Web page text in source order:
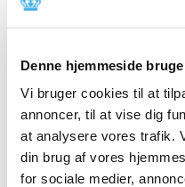
Denne hjemmeside
Vi bruger cookies til at
annoncer, til at vise dig
at analysere vores trafik.
din brug af vores
for sociale medier,
2025 (158)
2024 (224)
2023 (195)
2022 (197)
2021 (516)